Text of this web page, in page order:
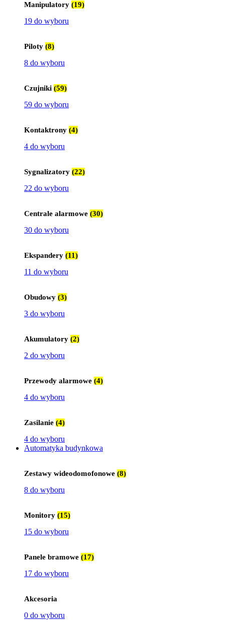
Manipulatory (19)
19 do wyboru
Piloty (8)
8 do wyboru
Czujniki (59)
59 do wyboru
Kontaktrony (4)
4 do wyboru
Sygnalizatory (22)
22 do wyboru
Centrale alarmowe (30)
30 do wyboru
Ekspandery (11)
11 do wyboru
Obudowy (3)
3 do wyboru
Akumulatory (2)
2 do wyboru
Przewody alarmowe (4)
4 do wyboru
Zasilanie (4)
4 do wyboru
Automatyka budynkowa
Zestawy wideodomofonowe (8)
8 do wyboru
Monitory (15)
15 do wyboru
Panele bramowe (17)
17 do wyboru
Akcesoria
0 do wyboru